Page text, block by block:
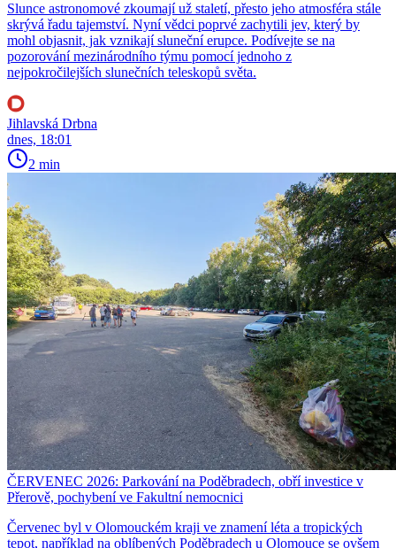
Slunce astronomové zkoumají už staletí, přesto jeho atmosféra stále
skrývá řadu tajemství. Nyní vědci poprvé zachytili jev, který by
mohl objasnit, jak vznikají sluneční erupce. Podívejte se na
pozorování mezinárodního týmu pomocí jednoho z
nejpokročilejších slunečních teleskopů světa.
Jihlavská Drbna
dnes, 18:01
2 min
ČERVENEC 2026: Parkování na Poděbradech, obří investice v
Přerově, pochybení ve Fakultní nemocnici
Červenec byl v Olomouckém kraji ve znamení léta a tropických
tepot, například na oblíbených Poděbradech u Olomouce se ovšem